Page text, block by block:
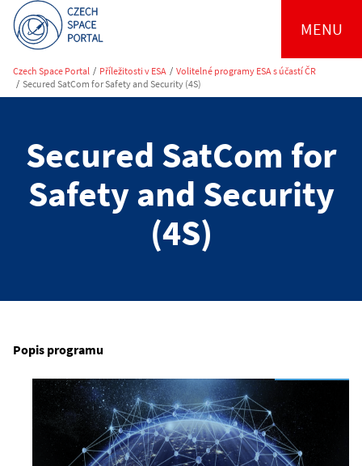
MENU
Czech Space Portal / Příležitosti v ESA / Volitelné programy ESA s účastí ČR
/ Secured SatCom for Safety and Security (4S)
Secured SatCom for
Safety and Security
(4S)
Popis programu